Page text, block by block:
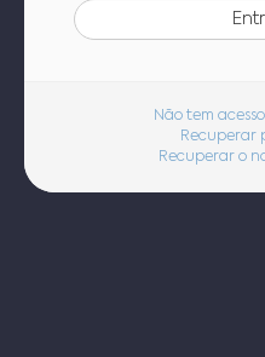
Não tem
Recuperar
Recuperar o